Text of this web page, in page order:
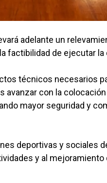
adelante un
factibilidad de ejecutar la
técnicos necesarios
avanzar con la
mayor seguridad y
deportivas y sociales
y al